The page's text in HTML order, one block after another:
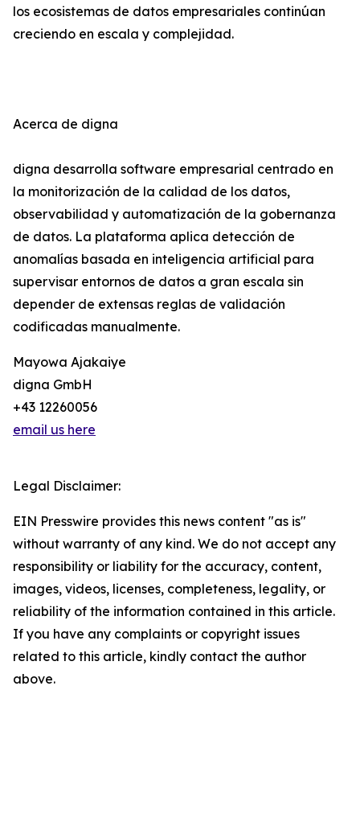
los ecosistemas de datos empresariales continúan
creciendo en escala y complejidad.
Acerca de digna
digna desarrolla software empresarial centrado en
la monitorización de la calidad de los datos,
observabilidad y automatización de la gobernanza
de datos. La plataforma aplica detección de
anomalías basada en inteligencia artificial para
supervisar entornos de datos a gran escala sin
depender de extensas reglas de validación
codificadas manualmente.
Mayowa Ajakaiye
digna GmbH
+43 12260056
email us here
Legal Disclaimer:
EIN Presswire provides this news content "as is"
without warranty of any kind. We do not accept any
responsibility or liability for the accuracy, content,
images, videos, licenses, completeness, legality, or
reliability of the information contained in this article.
If you have any complaints or copyright issues
related to this article, kindly contact the author
above.